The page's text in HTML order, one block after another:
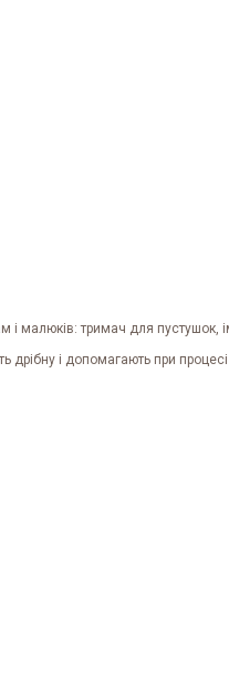
малюків: тримач для пустушок,
дрібну і допомагають при процесі